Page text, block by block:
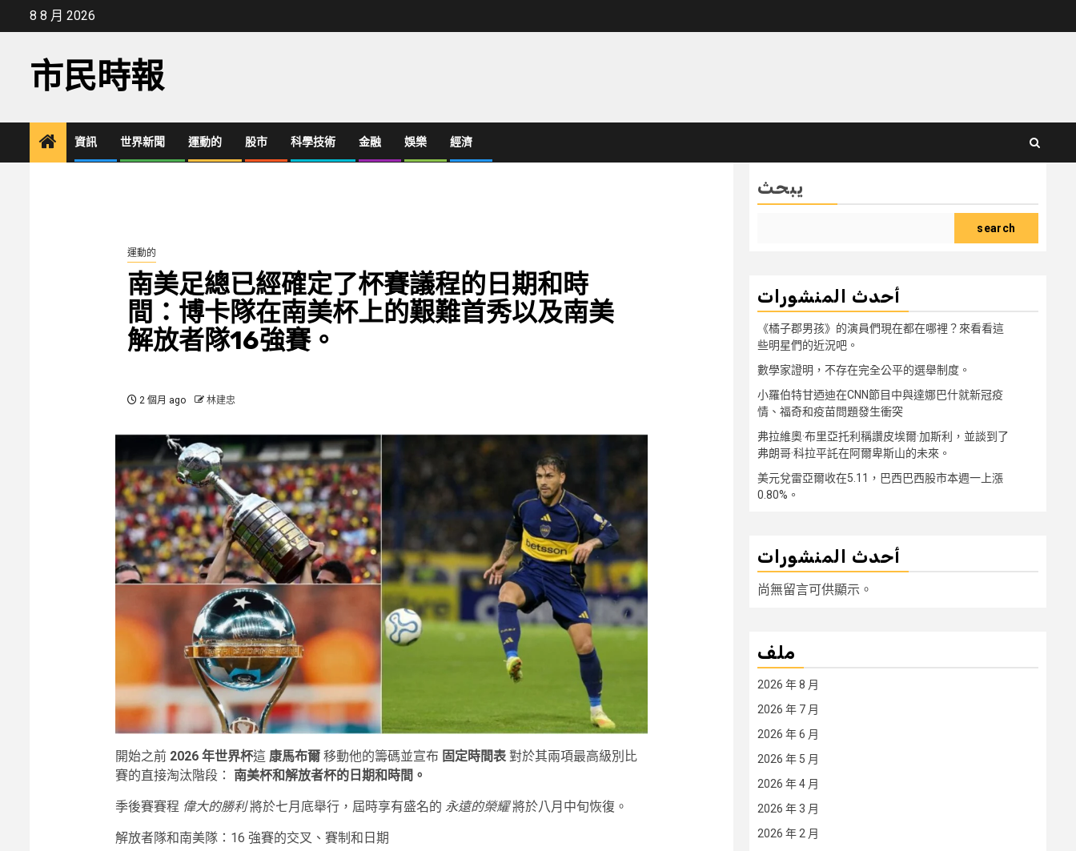
8 8 月 2026
市民時報
資訊 世界新聞 運動的 股市 科學技術 金融 娛樂 經濟
運動的
南美足總已經確定了杯賽議程的日期和時
間：博卡隊在南美杯上的艱難首秀以及南美
解放者隊16強賽。
2 個月 ago 林建忠
開始之前 2026 年世界杯這 康馬布爾 移動他的籌碼並宣布 固定時間表對於其兩項最高級別比
賽的直接淘汰階段： 南美杯和解放者杯的日期和時間。
季後賽賽程 偉大的勝利將於七月底舉行，屆時享有盛名的 永遠的榮耀將於八月中旬恢復。
解放者隊和南美隊：16 強賽的交叉、賽制和日期
يبحث
search
أحدث المنشورات
《橘子郡男孩》的演員們現在都在哪裡？來看看這
些明星們的近況吧。
數學家證明，不存在完全公平的選舉制度。
小羅伯特甘迺迪在CNN節目中與達娜巴什就新冠疫
情、福奇和疫苗問題發生衝突
弗拉維奧·布里亞托利稱讚皮埃爾·加斯利，並談到了
弗朗哥·科拉平託在阿爾卑斯山的未來。
美元兌雷亞爾收在5.11，巴西巴西股市本週一上漲
0.80%。
أحدث المنشورات
尚無留言可供顯示。
ملف
2026 年 8 月
2026 年 7 月
2026 年 6 月
2026 年 5 月
2026 年 4 月
2026 年 3 月
2026 年 2 月